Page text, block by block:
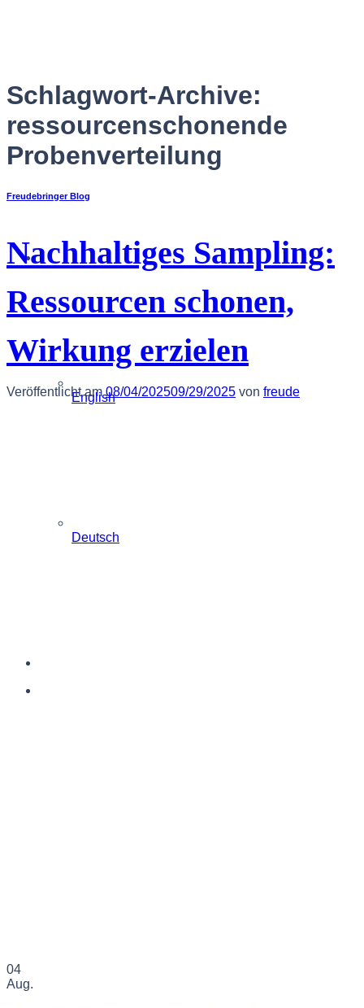
Deutsch
English
Deutsch
Schlagwort-Archive:
ressourcenschonende
Probenverteilung
Freudebringer Blog
Nachhaltiges Sampling:
Ressourcen schonen,
Wirkung erzielen
Veröffentlicht am08/04/202509/29/2025 von freude
04
Aug.